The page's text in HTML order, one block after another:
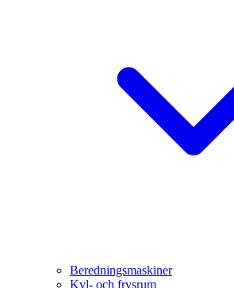
Beredningsmaskiner
Kyl- och frysrum